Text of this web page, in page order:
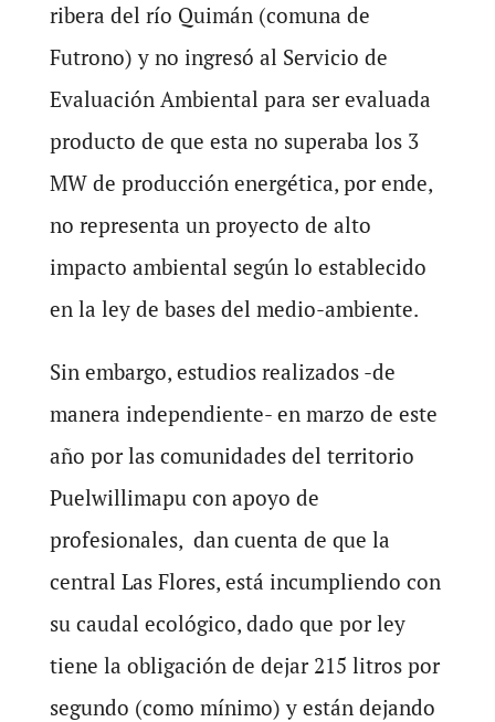
ribera del río Quimán (comuna de
Futrono) y no ingresó al Servicio de
Evaluación Ambiental para ser evaluada
producto de que esta no superaba los 3
MW de producción energética, por ende,
no representa un proyecto de alto
impacto ambiental según lo establecido
en la ley de bases del medio-ambiente.
Sin embargo, estudios realizados -de
manera independiente- en marzo de este
año por las comunidades del territorio
Puelwillimapu con apoyo de
profesionales, dan cuenta de que la
central Las Flores, está incumpliendo con
su caudal ecológico, dado que por ley
tiene la obligación de dejar 215 litros por
segundo (como mínimo) y están dejando